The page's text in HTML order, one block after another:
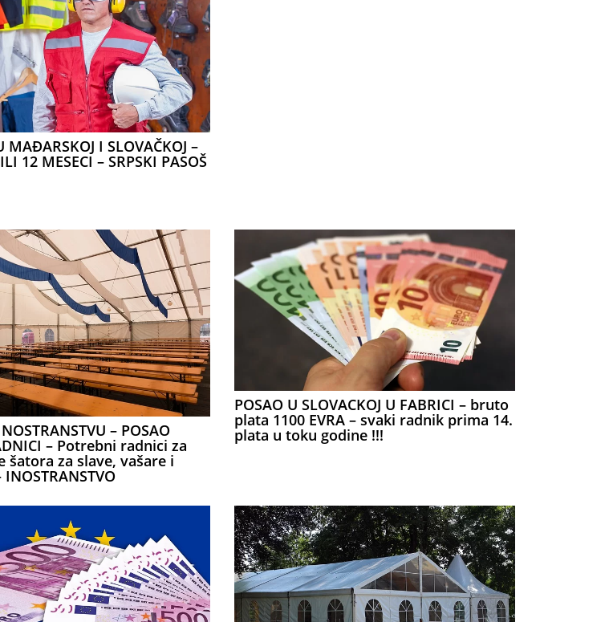
MAĐARSKOJ I SLOVAČKOJ –
12 MESECI – SRPSKI PASOŠ
– POSAO
– Potrebni radnici za
šatora za slave, vašare i
POSAO U SLOVACKOJ U FABRICI – bruto
plata 1100 EVRA – svaki radnik prima 14.
plata u toku godine !!!